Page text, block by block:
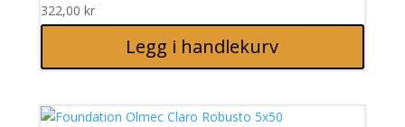
322,00 kr
Legg i handlekurv